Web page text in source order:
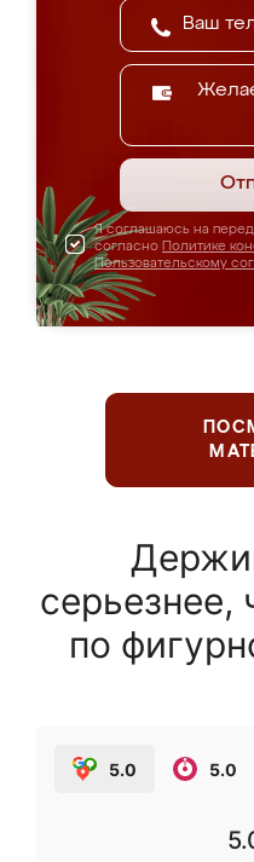
Я соглашаюсь на
согласно Политике
Пользовательскому
по
5.0 5.0